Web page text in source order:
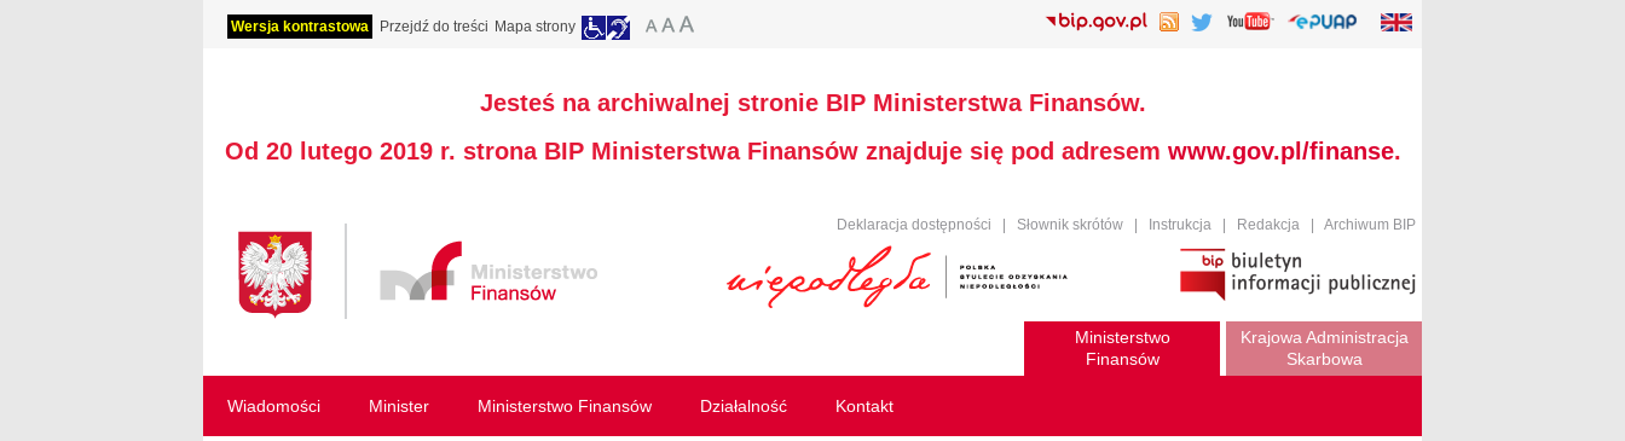
Wersja kontrastowa Przejdź do treści Mapa strony
Jesteś na archiwalnej stronie BIP Ministerstwa Finansów.
Od 20 lutego 2019 r. strona BIP Ministerstwa Finansów znajduje się pod adresem www.gov.pl/finanse.
Deklaracja dostępności Słownik skrótów Instrukcja Redakcja Archiwum BIP
Ministerstwo
Finansów
Krajowa Administracja
Skarbowa
Wiadomości Minister Ministerstwo Finansów Działalność Kontakt